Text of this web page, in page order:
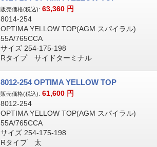
販売価格(税込): 63,360 円
8014-254
OPTIMA YELLOW TOP(AGM スパイラル)
55A/765CCA
サイズ 254-175-198
Rタイプ サイドターミナル
8012-254 OPTIMA YELLOW TOP
販売価格(税込): 61,600 円
8012-254
OPTIMA YELLOW TOP(AGM スパイラル)
55A/765CCA
サイズ 254-175-198
Rタイプ 太